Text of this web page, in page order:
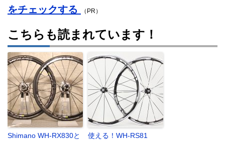
をチェックする
（PR）
こちらも読まれています！
Shimano WH-RX830と
使える！WH-RS81